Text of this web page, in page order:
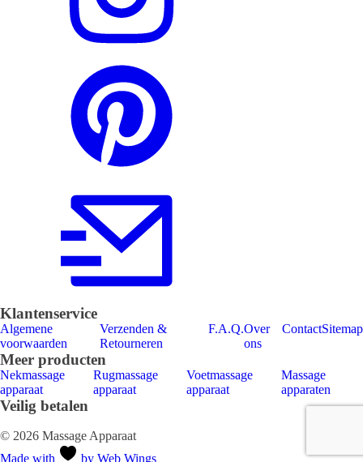
Klantenservice
Algemene
voorwaarden
Verzenden &
Retourneren
F.A.Q.Over
ons
ContactSitemap
Meer producten
Nekmassage
apparaat
Rugmassage
apparaat
Voetmassage
apparaat
Massage
apparaten
Veilig betalen
© 2026 Massage Apparaat
Made with
by Web Wings